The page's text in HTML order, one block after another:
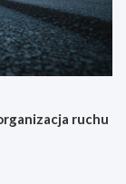
ruchu